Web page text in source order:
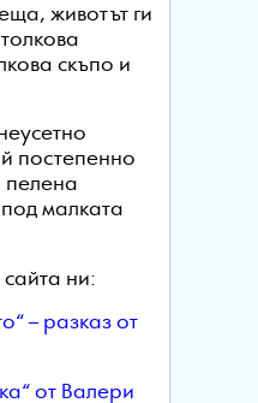
животът ги
скъпо и
постепенно
пелена
под малката
ни:
– разказ от
от Валери